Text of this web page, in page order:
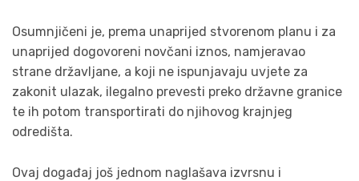
Osumnjičeni je, prema unaprijed stvorenom planu i za
unaprijed dogovoreni novčani iznos, namjeravao
strane državljane, a koji ne ispunjavaju uvjete za
zakonit ulazak, ilegalno prevesti preko državne granice
te ih potom transportirati do njihovog krajnjeg
odredišta.
Ovaj događaj još jednom naglašava izvrsnu i